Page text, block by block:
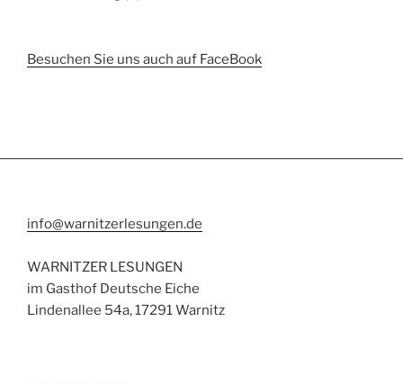
Besuchen Sie uns auch auf FaceBook
info@warnitzerlesungen.de
WARNITZER LESUNGEN
im Gasthof Deutsche Eiche
Lindenallee 54a, 17291 Warnitz